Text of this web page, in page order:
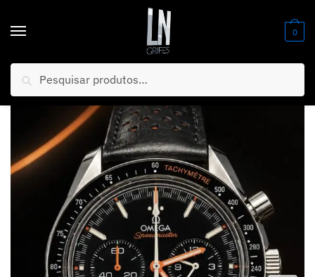
0
Início Relógios / Banhados AAA+ (PREMIUM)